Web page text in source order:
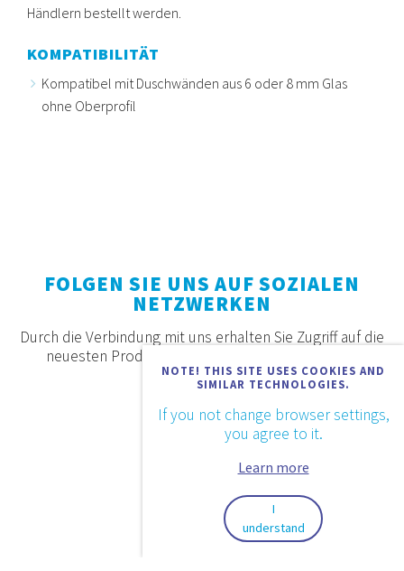
Händlern bestellt werden.
KOMPATIBILITÄT
Kompatibel mit Duschwänden aus 6 oder 8 mm Glas
ohne Oberprofil
NOTE! THIS SITE USES COOKIES AND
SIMILAR TECHNOLOGIES.
If you not change browser settings,
you agree to it.
Learn more
I
understand
FOLGEN SIE UNS AUF SOZIALEN
NETZWERKEN
Durch die Verbindung mit uns erhalten Sie Zugriff auf die
neuesten Produkte, Angebote und Neuigkeiten.